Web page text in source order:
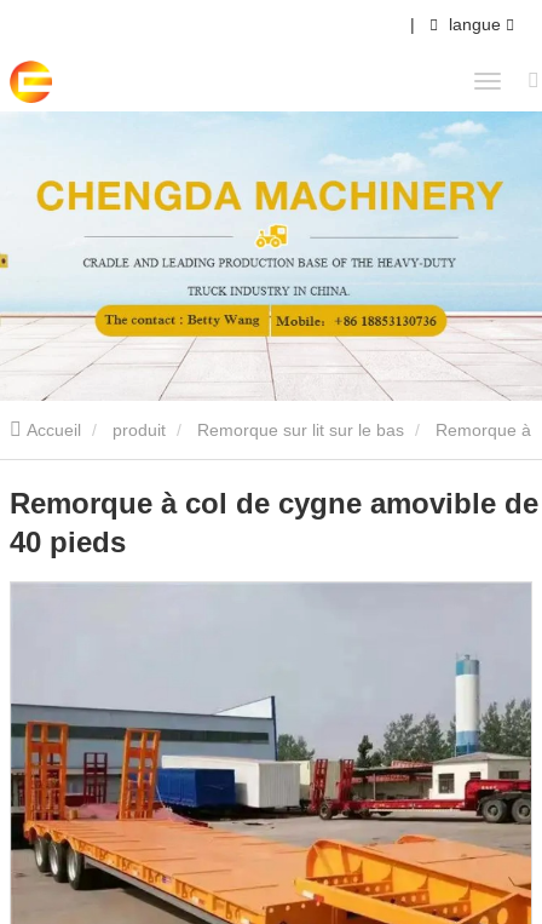
| langue
Accueil produit Remorque sur lit sur le bas
col de cygne amovible de 40 pieds
Remorque à col de cygne amovible de
40 pieds